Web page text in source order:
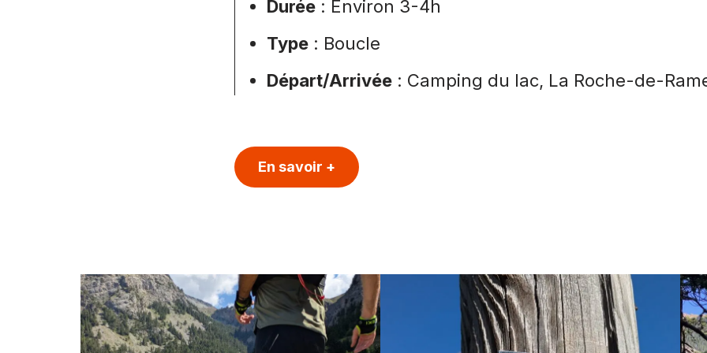
Durée : Environ 3-4h
Type : Boucle
Départ/Arrivée : Camping du lac, La Roche-de-
En savoir +